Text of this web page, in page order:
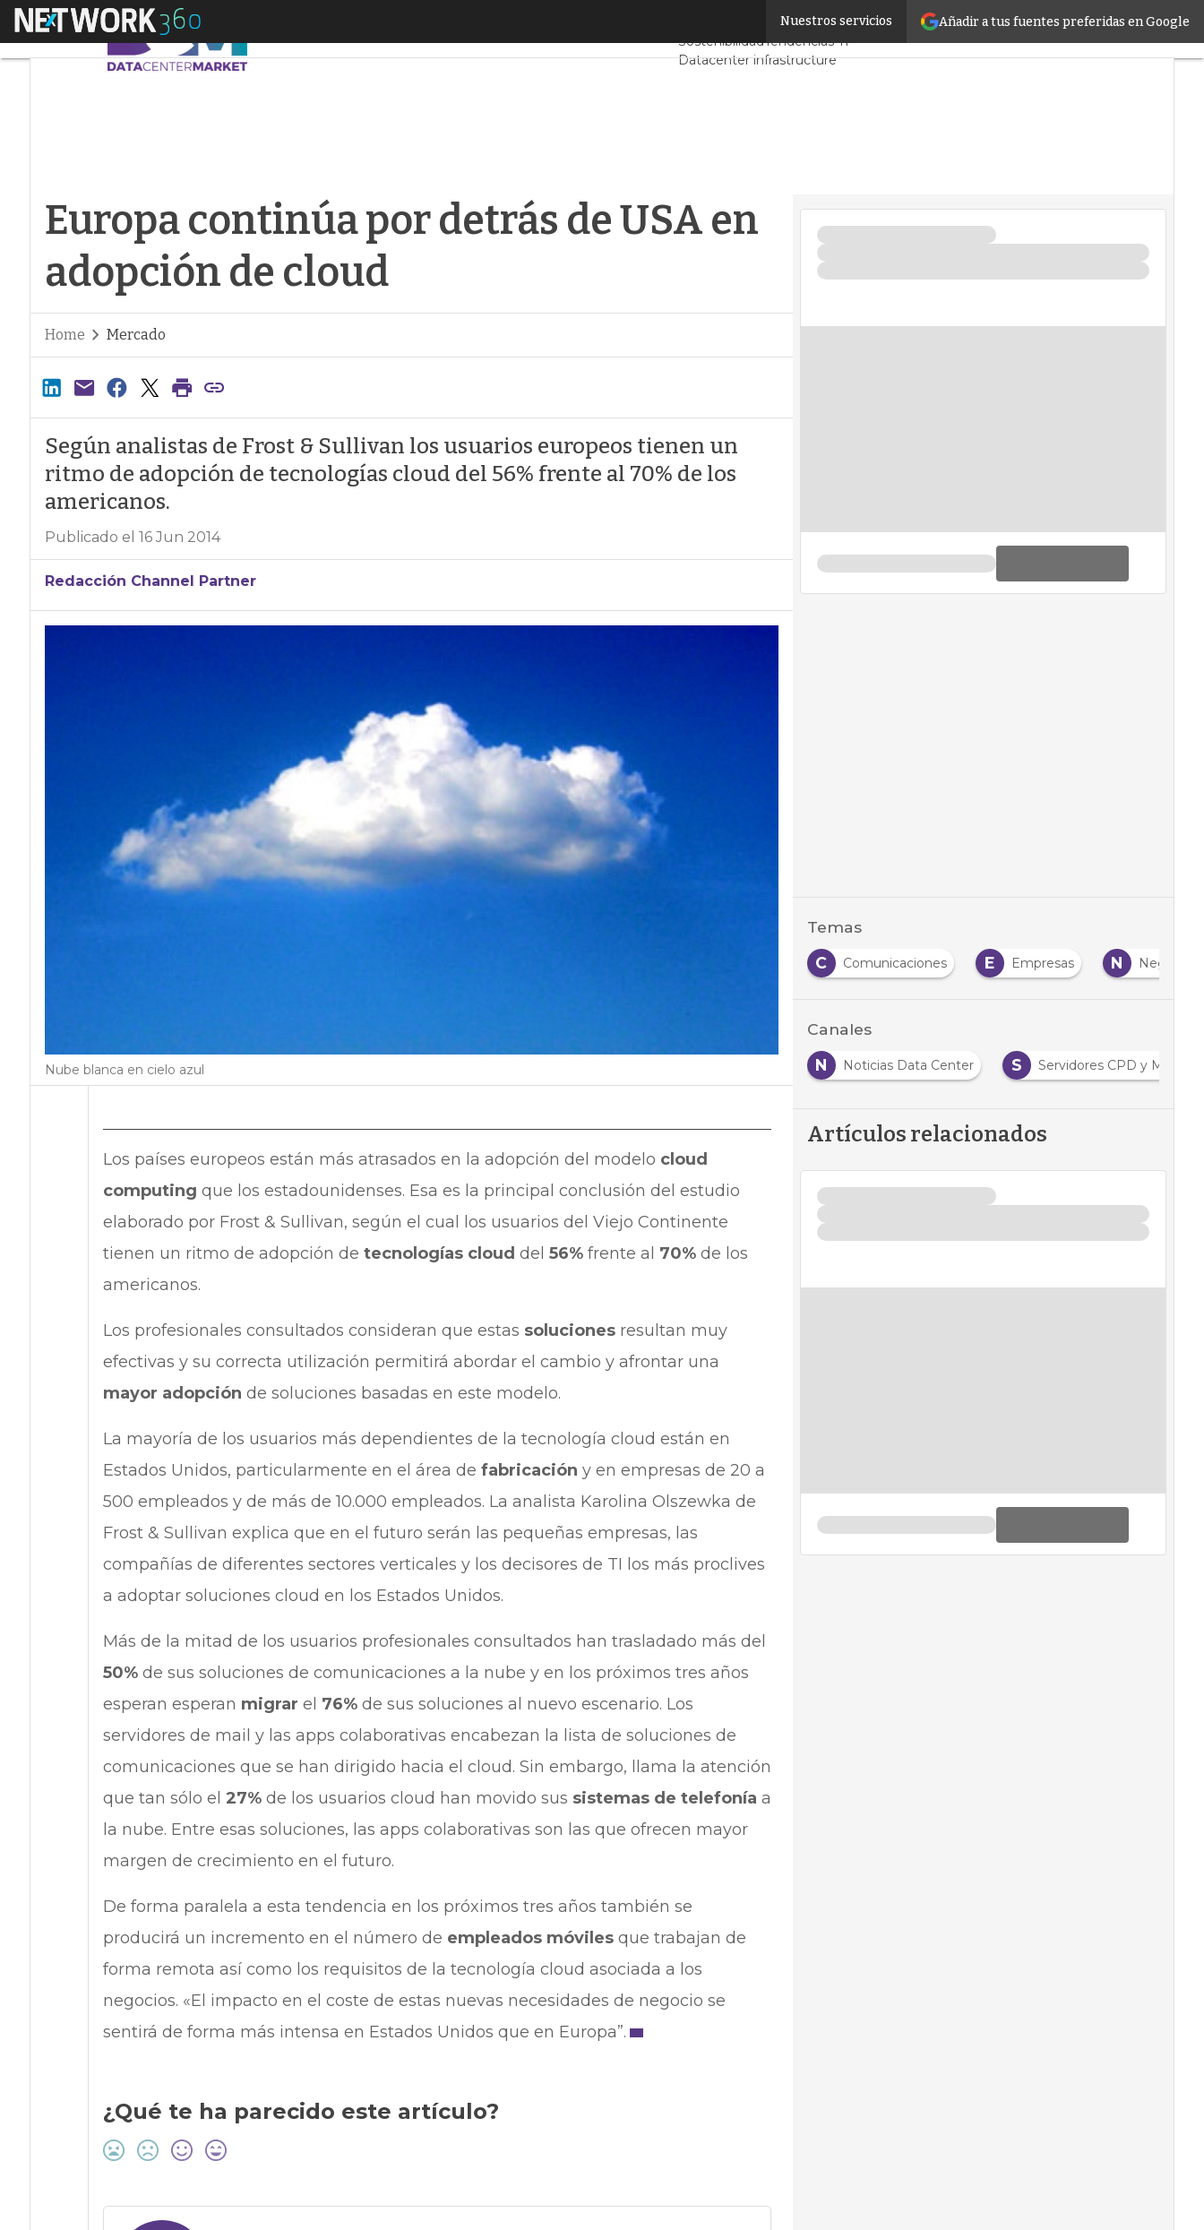
Añadir a tus fuentes preferidas en Google
Nuestros servicios
Menú Servidores CPD y MercadoProyectos
SostenibilidadTendencias TI
Datacenter infrastructure
Europa continúa por detrás de USA en
adopción de cloud
Home Mercado
Según analistas de Frost & Sullivan los usuarios europeos tienen un
ritmo de adopción de tecnologías cloud del 56% frente al 70% de los
americanos.
Publicado el 16 Jun 2014
Redacción Channel Partner
Nube blanca en cielo azul
Los países europeos están más atrasados en la adopción del modelo cloud
computing que los estadounidenses. Esa es la principal conclusión del estudio
elaborado por Frost & Sullivan, según el cual los usuarios del Viejo Continente
tienen un ritmo de adopción de tecnologías cloud del 56%frente al 70% de los
americanos.
Los profesionales consultados consideran que estas soluciones resultan muy
efectivas y su correcta utilización permitirá abordar el cambio y afrontar una
mayor adopción de soluciones basadas en este modelo.
La mayoría de los usuarios más dependientes de la tecnología cloud están en
Estados Unidos, particularmente en el área de fabricación y en empresas de 20 a
500 empleados y de más de 10.000 empleados. La analista Karolina Olszewka de
Frost & Sullivan explica que en el futuro serán las pequeñas empresas, las
compañías de diferentes sectores verticales y los decisores de TI los más proclives
a adoptar soluciones cloud en los Estados Unidos.
Más de la mitad de los usuarios profesionales consultados han trasladado más del
50%de sus soluciones de comunicaciones a la nube y en los próximos tres años
esperan esperan migrar el 76%de sus soluciones al nuevo escenario. Los
servidores de mail y las apps colaborativas encabezan la lista de soluciones de
comunicaciones que se han dirigido hacia el cloud. Sin embargo, llama la atención
que tan sólo el 27% de los usuarios cloud han movido sus sistemas de telefonía a
la nube. Entre esas soluciones, las apps colaborativas son las que ofrecen mayor
margen de crecimiento en el futuro.
De forma paralela a esta tendencia en los próximos tres años también se
producirá un incremento en el número de empleados móvilesque trabajan de
forma remota así como los requisitos de la tecnología cloud asociada a los
negocios. «El impacto en el coste de estas nuevas necesidades de negocio se
sentirá de forma más intensa en Estados Unidos que en Europa”.
¿Qué te ha parecido este artículo?
Temas
C Comunicaciones E Empresas N Negocio
Canales
N
Noticias Data Center S Servidores CPD y
Artículos relacionados